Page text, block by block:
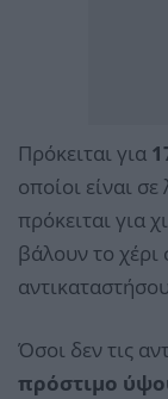
Πρόκειται για
οποίοι είναι σε
πρόκειται για
βάλουν το χέρι
Όσοι δεν τις
πρόστιμο